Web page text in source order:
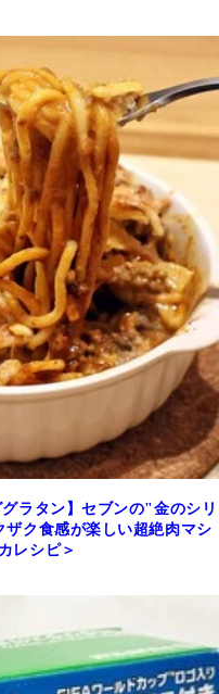
ラタン】セブンの"金のシリ
ク食感が楽しい超絶肉マシ
レシピ＞